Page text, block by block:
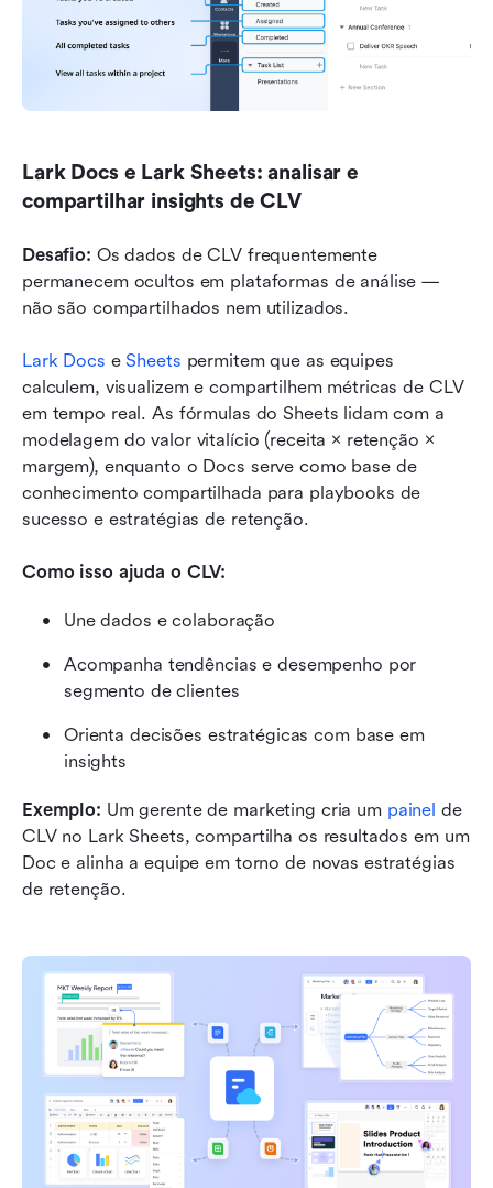
Lark Docs e Lark Sheets: analisar e
compartilhar insights de CLV
Desafio: Os dados de CLV frequentemente
permanecem ocultos em plataformas de análise —
não são compartilhados nem utilizados.
Lark Docs e Sheets permitem que as equipes
calculem, visualizem e compartilhem métricas de CLV
em tempo real. As fórmulas do Sheets lidam com a
modelagem do valor vitalício (receita × retenção ×
margem), enquanto o Docs serve como base de
conhecimento compartilhada para playbooks de
sucesso e estratégias de retenção.
Como isso ajuda o CLV:
Une dados e colaboração
Acompanha tendências e desempenho por
segmento de clientes
Orienta decisões estratégicas com base em
insights
Exemplo: Um gerente de marketing cria um painel de
CLV no Lark Sheets, compartilha os resultados em um
Doc e alinha a equipe em torno de novas estratégias
de retenção.